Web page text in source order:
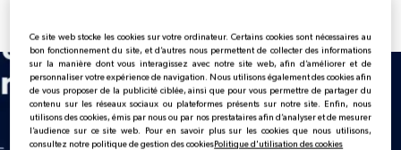
Ce site web stocke les cookies sur votre ordinateur. Certains cookies sont nécessaires au
bon fonctionnement du site, et d’autres nous permettent de collecter des informations
sur la manière dont vous interagissez avec notre site web, afin d’améliorer et de
personnaliser votre expérience de navigation. Nous utilisons également des cookies afin
de vous proposer de la publicité ciblée, ainsi que pour vous permettre de partager du
contenu sur les réseaux sociaux ou plateformes présents sur notre site. Enfin, nous
utilisons des cookies, émis par nous ou par nos prestataires afin d’analyser et de mesurer
l’audience sur ce site web. Pour en savoir plus sur les cookies que nous utilisons,
consultez notre politique de gestion des cookies Politique d'utilisation des cookies